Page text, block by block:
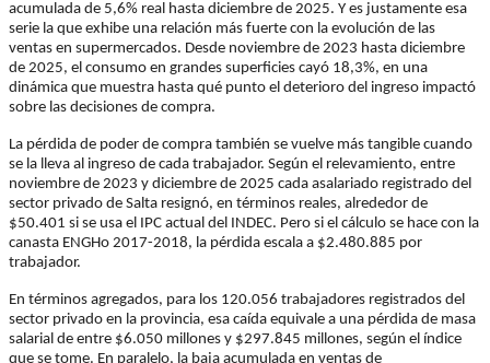
acumulada de 5,6% real hasta diciembre de 2025. Y es justamente esa
serie la que exhibe una relación más fuerte con la evolución de las
ventas en supermercados. Desde noviembre de 2023 hasta diciembre
de 2025, el consumo en grandes superficies cayó 18,3%, en una
dinámica que muestra hasta qué punto el deterioro del ingreso impactó
sobre las decisiones de compra.
La pérdida de poder de compra también se vuelve más tangible cuando
se la lleva al ingreso de cada trabajador. Según el relevamiento, entre
noviembre de 2023 y diciembre de 2025 cada asalariado registrado del
sector privado de Salta resignó, en términos reales, alrededor de
$50.401 si se usa el IPC actual del INDEC. Pero si el cálculo se hace con la
canasta ENGHo 2017-2018, la pérdida escala a $2.480.885 por
trabajador.
En términos agregados, para los 120.056 trabajadores registrados del
sector privado en la provincia, esa caída equivale a una pérdida de masa
salarial de entre $6.050 millones y $297.845 millones, según el índice
que se tome. En paralelo, la baja acumulada en ventas de